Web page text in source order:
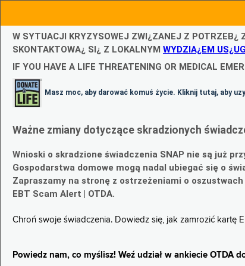
W SYTUACJI KRYZYSOWEJ ZWI¿ZANEJ Z POTRZEB¿
SKONTAKTOWA¿ SI¿ Z LOKALNYM WYDZIA¿EM
IF YOU HAVE A LIFE THREATENING OR MEDICAL
Masz moc, aby darować komuś życie. Kliknij tutaj, aby
Ważne zmiany dotyczące skradzionych
Wnioski o skradzione świadczenia SNAP nie są już
Gospodarstwa domowe mogą nadal ubiegać się o
Zapraszamy na stronę z ostrzeżeniami o oszustwach
EBT Scam Alert | OTDA.
Chroń swoje świadczenia. Dowiedz się, jak zamrozić kartę
Powiedz nam, co myślisz! Weź udział w ankiecie OTDA